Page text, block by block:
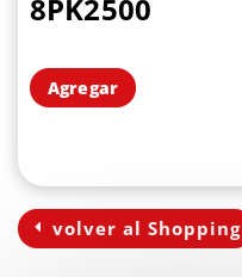
8PK2500
Agregar
volver al Shopping